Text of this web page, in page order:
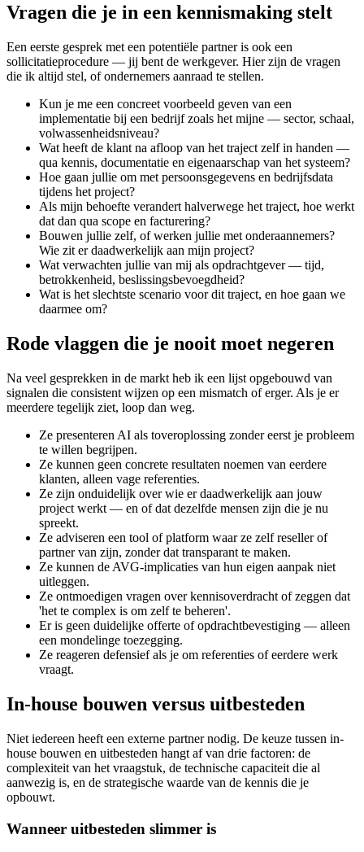
Vragen die je in een kennismaking stelt
Een eerste gesprek met een potentiële partner is ook een
sollicitatieprocedure — jij bent de werkgever. Hier zijn de vragen
die ik altijd stel, of ondernemers aanraad te stellen.
Kun je me een concreet voorbeeld geven van een
implementatie bij een bedrijf zoals het mijne — sector, schaal,
volwassenheidsniveau?
Wat heeft de klant na afloop van het traject zelf in handen —
qua kennis, documentatie en eigenaarschap van het systeem?
Hoe gaan jullie om met persoonsgegevens en bedrijfsdata
tijdens het project?
Als mijn behoefte verandert halverwege het traject, hoe werkt
dat dan qua scope en facturering?
Bouwen jullie zelf, of werken jullie met onderaannemers?
Wie zit er daadwerkelijk aan mijn project?
Wat verwachten jullie van mij als opdrachtgever — tijd,
betrokkenheid, beslissingsbevoegdheid?
Wat is het slechtste scenario voor dit traject, en hoe gaan we
daarmee om?
Rode vlaggen die je nooit moet negeren
Na veel gesprekken in de markt heb ik een lijst opgebouwd van
signalen die consistent wijzen op een mismatch of erger. Als je er
meerdere tegelijk ziet, loop dan weg.
Ze presenteren AI als toveroplossing zonder eerst je probleem
te willen begrijpen.
Ze kunnen geen concrete resultaten noemen van eerdere
klanten, alleen vage referenties.
Ze zijn onduidelijk over wie er daadwerkelijk aan jouw
project werkt — en of dat dezelfde mensen zijn die je nu
spreekt.
Ze adviseren een tool of platform waar ze zelf reseller of
partner van zijn, zonder dat transparant te maken.
Ze kunnen de AVG-implicaties van hun eigen aanpak niet
uitleggen.
Ze ontmoedigen vragen over kennisoverdracht of zeggen dat
'het te complex is om zelf te beheren'.
Er is geen duidelijke offerte of opdrachtbevestiging — alleen
een mondelinge toezegging.
Ze reageren defensief als je om referenties of eerdere werk
vraagt.
In-house bouwen versus uitbesteden
Niet iedereen heeft een externe partner nodig. De keuze tussen in-
house bouwen en uitbesteden hangt af van drie factoren: de
complexiteit van het vraagstuk, de technische capaciteit die al
aanwezig is, en de strategische waarde van de kennis die je
opbouwt.
Wanneer uitbesteden slimmer is